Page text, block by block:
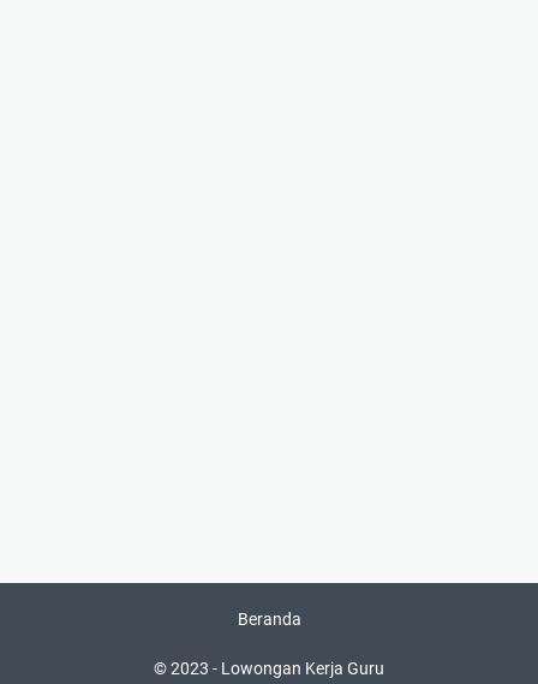
Beranda
© 2023 - Lowongan Kerja Guru